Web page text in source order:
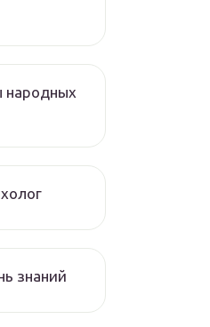
народных
знаний